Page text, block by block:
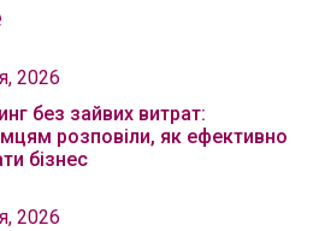
2026
без зайвих витрат:
розповіли, як ефективно
бізнес
2026